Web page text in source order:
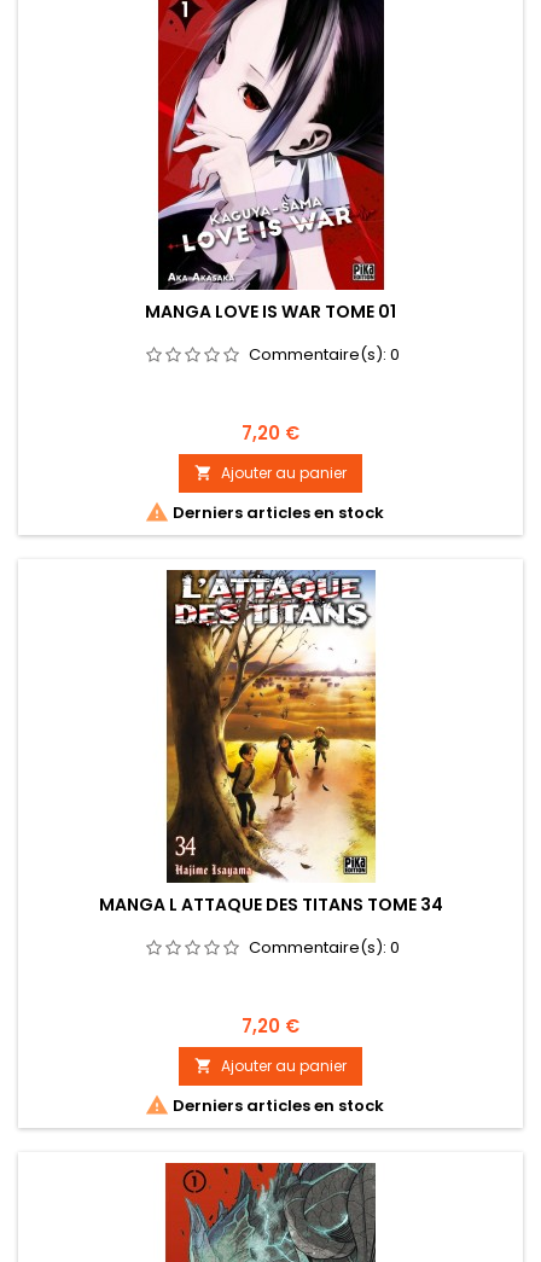
MANGA LOVE IS WAR TOME 01
Commentaire(s): 0
Prix
7,20 €
 Ajouter au panier
 Derniers articles en stock
MANGA L ATTAQUE DES TITANS TOME 34
Commentaire(s): 0
Prix
7,20 €
 Ajouter au panier
 Derniers articles en stock